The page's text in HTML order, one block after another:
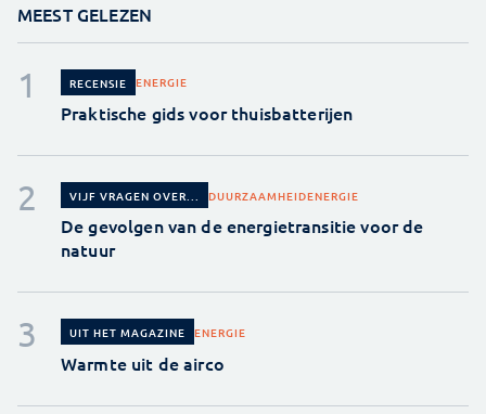
MEEST GELEZEN
RECENSIE ENERGIE
Praktische gids voor thuisbatterijen
VIJF VRAGEN OVER... DUURZAAMHEIDENERGIE
De gevolgen van de energietransitie voor de
natuur
UIT HET MAGAZINE ENERGIE
Warmte uit de airco